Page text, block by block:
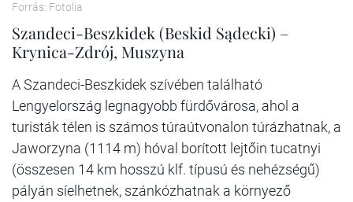
Forrás: Fotolia
Szandeci-Beszkidek (Beskid Sądecki) –
Krynica-Zdrój, Muszyna
A Szandeci-Beszkidek szívében található
Lengyelország legnagyobb fürdővárosa, ahol a
turisták télen is számos túraútvonalon túrázhatnak, a
Jaworzyna (1114 m) hóval borított lejtőin tucatnyi
(összesen 14 km hosszú klf. típusú és nehézségű)
pályán síelhetnek, szánkózhatnak a környező